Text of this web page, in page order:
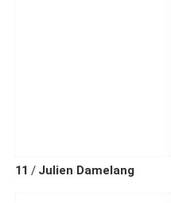
Julien Damelang
11